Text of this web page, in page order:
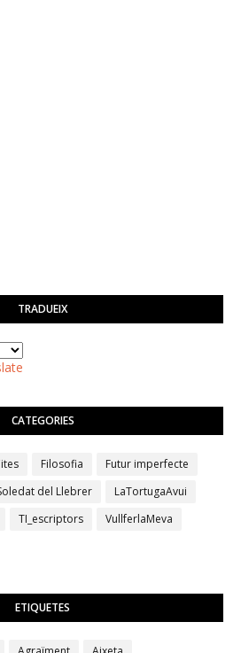
TRADUEIX
CATEGORIES
Filosofia
Futur imperfecte
del Llebrer
LaTortugaAvui
TI_escriptors
VullferlaMeva
ETIQUETES